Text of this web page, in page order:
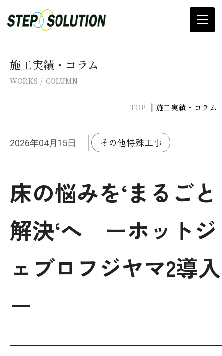
滑り止め施工
滑り止め材料販売
施工実績・コラム
個人情報保護方針
施工実績・コラム
WORKS / COLUMN
TOP 施工実績・コラム
2026年04月15日 その他特殊工事
床の悩みを‘まるごと
解決‘へ ーホットジ
ェブロフジヤマ2導入
ー